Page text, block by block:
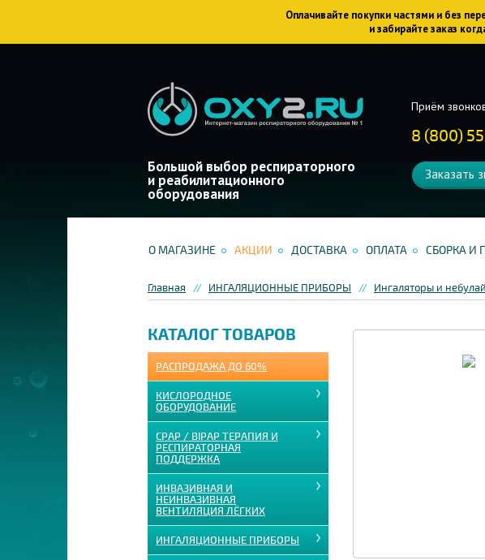
Оплачивайте покупки частями и без
и забирайте заказ
Большой выбор респираторного
и реабилитационного
оборудования
Приём
8 (800)
Заказать
О МАГАЗИНЕ АКЦИИ ДОСТАВКА ОПЛАТА СБОРКА И
Главная ИНГАЛЯЦИОННЫЕ ПРИБОРЫ Ингаляторы и
КАТАЛОГ ТОВАРОВ
РАСПРОДАЖА ДО 60%
КИСЛОРОДНОЕ
ОБОРУДОВАНИЕ
CPAP / BIPAP ТЕРАПИЯ И
РЕСПИРАТОРНАЯ
ПОДДЕРЖКА
ИНВАЗИВНАЯ И
НЕИНВАЗИВНАЯ
ВЕНТИЛЯЦИЯ ЛЁГКИХ
ИНГАЛЯЦИОННЫЕ ПРИБОРЫ